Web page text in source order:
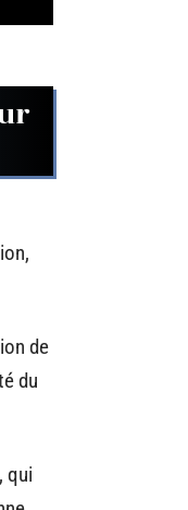
de
du
qui